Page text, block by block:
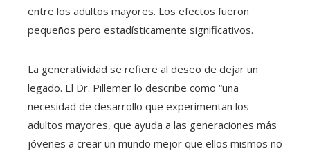
entre los adultos mayores. Los efectos fueron
pequeños pero estadísticamente significativos.
La generatividad se refiere al deseo de dejar un
legado. El Dr. Pillemer lo describe como “una
necesidad de desarrollo que experimentan los
adultos mayores, que ayuda a las generaciones más
jóvenes a crear un mundo mejor que ellos mismos no